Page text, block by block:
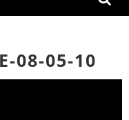
08-05-10